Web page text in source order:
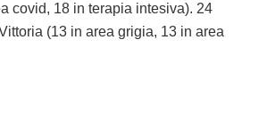
covid, 18 in terapia intesiva). 24
(13 in area grigia, 13 in area